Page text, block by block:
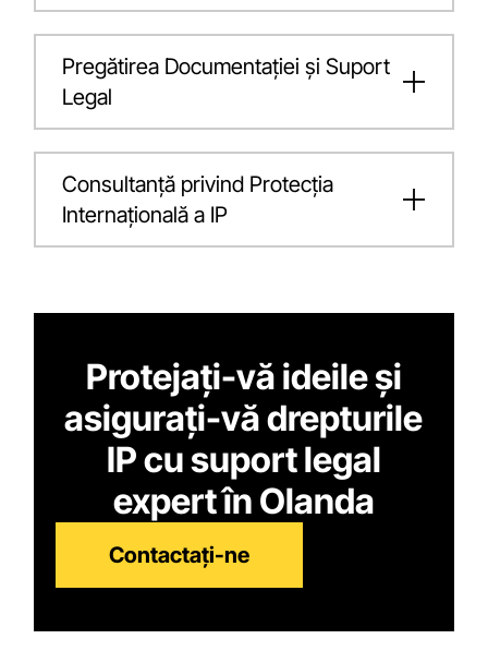
Pregătirea Documentației și Suport
Legal
Consultanță privind Protecția
Internațională a IP
Protejați-vă ideile și
asigurați-vă drepturile
IP cu suport legal
expert în Olanda
Contactați-ne